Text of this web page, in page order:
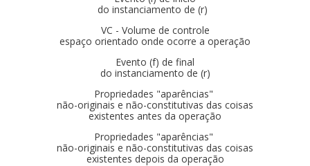
do instanciamento de (r)
VC - Volume de controle
espaço orientado onde ocorre a operação
Evento (f) de final
do instanciamento de (r)
Propriedades "aparências"
não-originais e não-constitutivas das coisas
existentes antes da operação
Propriedades "aparências"
não-originais e não-constitutivas das coisas
existentes depois da operação